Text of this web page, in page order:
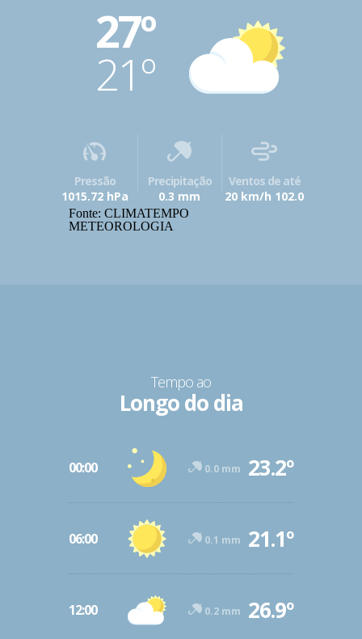
27º
21º
Pressão
1015.72 hPa
Precipitação
0.3 mm
Ventos de até
20 km/h 102.0
Fonte: CLIMATEMPO
METEOROLOGIA
Tempo ao
Longo do dia
00:00 0.0 mm 23.2º
06:00 0.1 mm 21.1º
12:00 0.2 mm 26.9º